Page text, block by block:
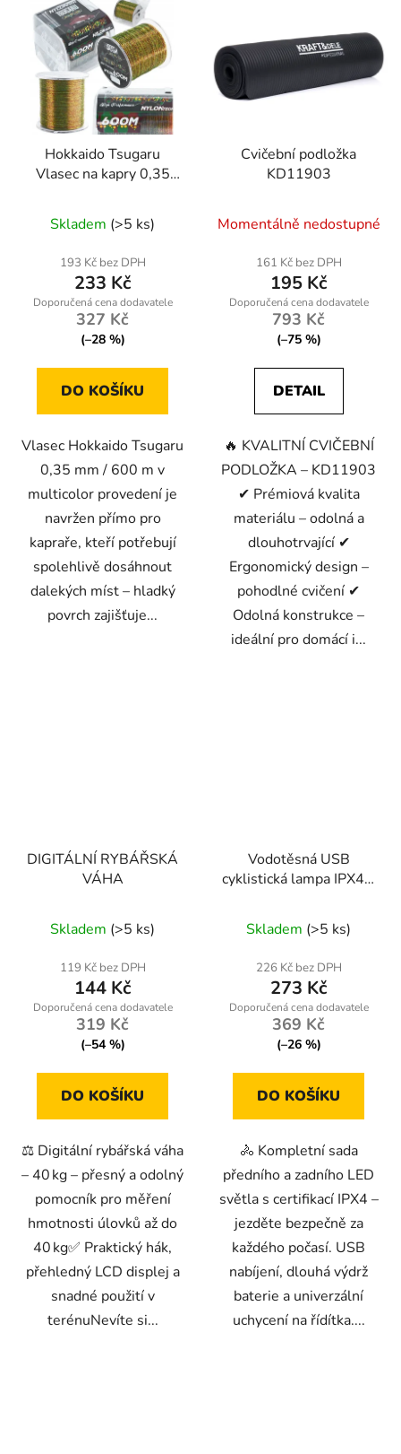
Hokkaido Tsugaru
Vlasec na kapry 0,35
Skladem (>5 ks)
193 Kč bez DPH
233 Kč
327 Kč
(–28 %)
DO KOŠÍKU
Vlasec Hokkaido Tsugaru
0,35 mm / 600 m v
multicolor provedení je
navržen přímo pro
kapraře, kteří potřebují
spolehlivě dosáhnout
dalekých míst – hladký
povrch zajišťuje...
Cvičební podložka
KD11903
Momentálně nedostupné
161 Kč bez DPH
195 Kč
793 Kč
(–75 %)
DETAIL
🔥 KVALITNÍ CVIČEBNÍ
PODLOŽKA – KD11903
✔ Prémiová kvalita
materiálu – odolná a
dlouhotrvající ✔
Ergonomický design –
pohodlné cvičení ✔
Odolná konstrukce –
ideální pro domácí i...
DIGITÁLNÍ RYBÁŘSKÁ
VÁHA
Skladem (>5 ks)
119 Kč bez DPH
144 Kč
319 Kč
(–54 %)
DO KOŠÍKU
⚖️ Digitální rybářská váha
– 40 kg – přesný a odolný
pomocník pro měření
hmotnosti úlovků až do
40 kg✅ Praktický hák,
přehledný LCD displej a
snadné použití v
terénuNevíte si...
Vodotěsná USB
cyklistická lampa IPX4 –
Skladem (>5 ks)
226 Kč bez DPH
273 Kč
369 Kč
(–26 %)
DO KOŠÍKU
🚴 Kompletní sada
předního a zadního LED
světla s certifikací IPX4 –
jezděte bezpečně za
každého počasí. USB
nabíjení, dlouhá výdrž
baterie a univerzální
uchycení na řídítka....